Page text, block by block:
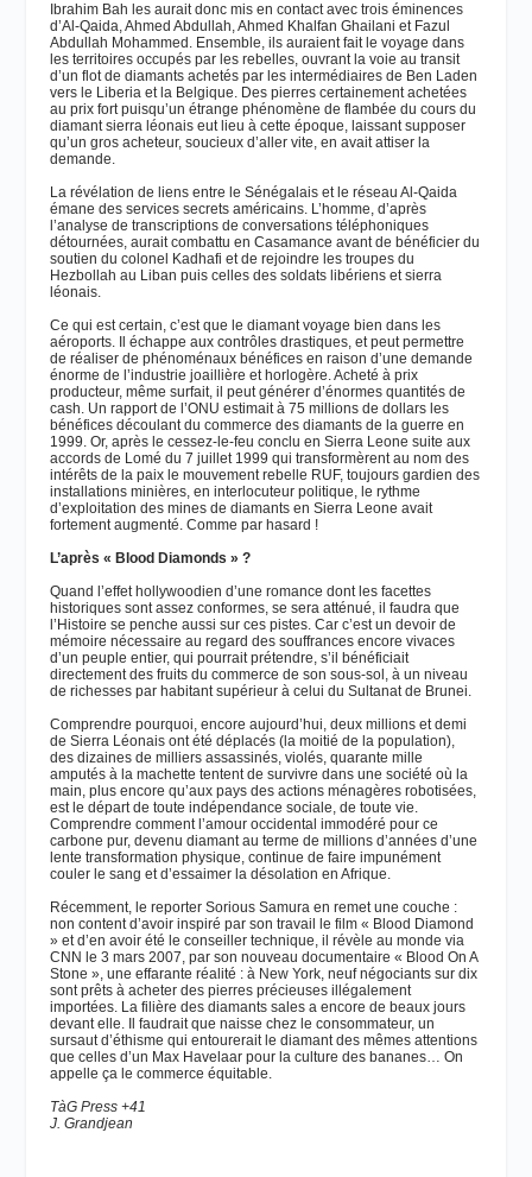
Ibrahim Bah les aurait donc mis en contact avec trois éminences
d’Al-Qaida, Ahmed Abdullah, Ahmed Khalfan Ghailani et Fazul
Abdullah Mohammed. Ensemble, ils auraient fait le voyage dans
les territoires occupés par les rebelles, ouvrant la voie au transit
d’un flot de diamants achetés par les intermédiaires de Ben Laden
vers le Liberia et la Belgique. Des pierres certainement achetées
au prix fort puisqu’un étrange phénomène de flambée du cours du
diamant sierra léonais eut lieu à cette époque, laissant supposer
qu’un gros acheteur, soucieux d’aller vite, en avait attiser la
demande.
La révélation de liens entre le Sénégalais et le réseau Al-Qaida
émane des services secrets américains. L’homme, d’après
l’analyse de transcriptions de conversations téléphoniques
détournées, aurait combattu en Casamance avant de bénéficier du
soutien du colonel Kadhafi et de rejoindre les troupes du
Hezbollah au Liban puis celles des soldats libériens et sierra
léonais.
Ce qui est certain, c’est que le diamant voyage bien dans les
aéroports. Il échappe aux contrôles drastiques, et peut permettre
de réaliser de phénoménaux bénéfices en raison d’une demande
énorme de l’industrie joaillière et horlogère. Acheté à prix
producteur, même surfait, il peut générer d’énormes quantités de
cash. Un rapport de l’ONU estimait à 75 millions de dollars les
bénéfices découlant du commerce des diamants de la guerre en
1999. Or, après le cessez-le-feu conclu en Sierra Leone suite aux
accords de Lomé du 7 juillet 1999 qui transformèrent au nom des
intérêts de la paix le mouvement rebelle RUF, toujours gardien des
installations minières, en interlocuteur politique, le rythme
d’exploitation des mines de diamants en Sierra Leone avait
fortement augmenté. Comme par hasard !
L’après « Blood Diamonds » ?
Quand l’effet hollywoodien d’une romance dont les facettes
historiques sont assez conformes, se sera atténué, il faudra que
l’Histoire se penche aussi sur ces pistes. Car c’est un devoir de
mémoire nécessaire au regard des souffrances encore vivaces
d’un peuple entier, qui pourrait prétendre, s’il bénéficiait
directement des fruits du commerce de son sous-sol, à un niveau
de richesses par habitant supérieur à celui du Sultanat de Brunei.
Comprendre pourquoi, encore aujourd’hui, deux millions et demi
de Sierra Léonais ont été déplacés (la moitié de la population),
des dizaines de milliers assassinés, violés, quarante mille
amputés à la machette tentent de survivre dans une société où la
main, plus encore qu’aux pays des actions ménagères robotisées,
est le départ de toute indépendance sociale, de toute vie.
Comprendre comment l’amour occidental immodéré pour ce
carbone pur, devenu diamant au terme de millions d’années d’une
lente transformation physique, continue de faire impunément
couler le sang et d’essaimer la désolation en Afrique.
Récemment, le reporter Sorious Samura en remet une couche :
non content d’avoir inspiré par son travail le film « Blood Diamond
» et d’en avoir été le conseiller technique, il révèle au monde via
CNN le 3 mars 2007, par son nouveau documentaire « Blood On A
Stone », une effarante réalité : à New York, neuf négociants sur dix
sont prêts à acheter des pierres précieuses illégalement
importées. La filière des diamants sales a encore de beaux jours
devant elle. Il faudrait que naisse chez le consommateur, un
sursaut d’éthisme qui entourerait le diamant des mêmes attentions
que celles d’un Max Havelaar pour la culture des bananes… On
appelle ça le commerce équitable.
TàG Press +41
J. Grandjean